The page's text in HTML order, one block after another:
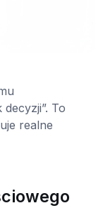
To
realne